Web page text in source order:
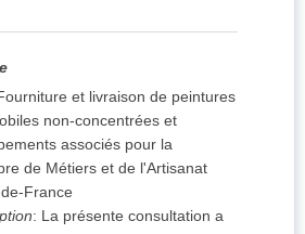
et livraison de peintures
non-concentrées et
associés pour la
de Métiers et de l'Artisanat
France
: La présente consultation a